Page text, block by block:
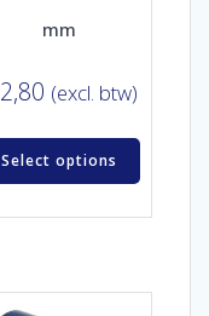
mm
2,80 (excl. btw)
Select options